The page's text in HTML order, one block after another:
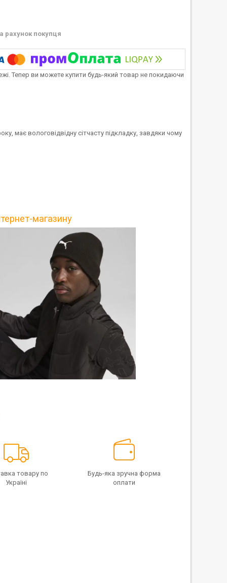
рахунок покупця
Тепер ви можете купити будь-який товар не покидаючи
має вологовідвідну сітчасту підкладку, завдяки чому
магазину
товару по
Україні
Будь-яка зручна форма
оплати